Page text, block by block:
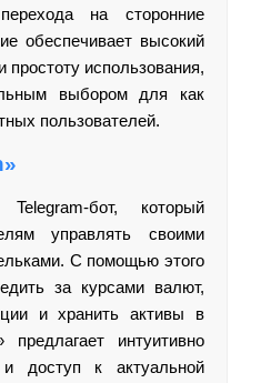
на сторонние
обеспечивает высокий
простоту использования,
выбором для как
пользователей.
бот, который
управлять своими
С помощью этого
за курсами валют,
и хранить активы в
интуитивно
доступ к актуальной